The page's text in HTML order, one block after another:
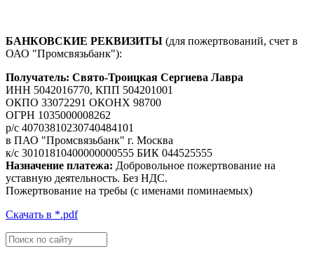
БАНКОВСКИЕ РЕКВИЗИТЫ (для пожертвований, счет в
ОАО "Промсвязьбанк"):
Получатель: Свято-Троицкая Сергиева Лавра
ИНН 5042016770, КПП 504201001
ОКПО 33072291 ОКОНХ 98700
ОГРН 1035000008262
р/с 40703810230740484101
в ПАО "Промсвязьбанк" г. Москва
к/с 30101810400000000555 БИК 044525555
Назначение платежа: Добровольное пожертвование на
уставную деятельность. Без НДС.
Пожертвование на требы (с именами поминаемых)
Cкачать в *.pdf